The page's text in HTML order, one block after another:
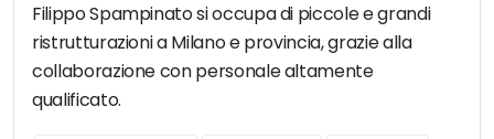
Filippo Spampinato si occupa di piccole e grandi
ristrutturazioni a Milano e provincia, grazie alla
collaborazione con personale altamente
qualificato.